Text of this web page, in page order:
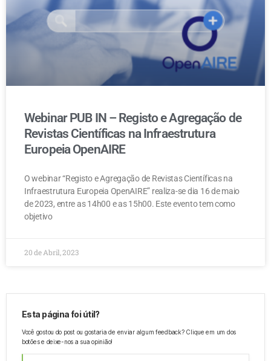
Webinar PUB IN – Registo e Agregação de
Revistas Científicas na Infraestrutura
Europeia OpenAIRE
O webinar “Registo e Agregação de Revistas Científicas na
Infraestrutura Europeia OpenAIRE” realiza-se dia 16 de maio
de 2023, entre as 14h00 e as 15h00. Este evento tem como
objetivo
20 de Abril, 2023
Esta página foi útil?
Você gostou do post ou gostaria de enviar algum feedback? Clique em um dos
botões e deixe-nos a sua opinião!